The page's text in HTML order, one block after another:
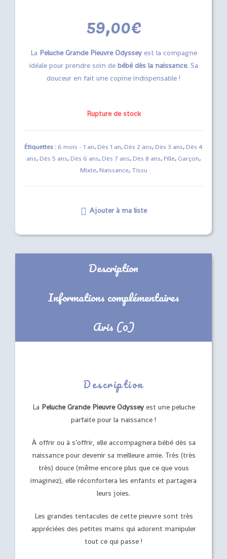
59,00€
La Peluche Grande Pieuvre Odyssey est la compagne
idéale pour prendre soin de bébé dès la naissance. Sa
douceur en fait une copine indispensable !
Rupture de stock
Étiquettes : 6 mois - 1 an,Dès 1 an,Dès 2 ans,Dès 3 ans,Dès 4
ans,Dès 5 ans,Dès 6 ans,Dès 7 ans,Dès 8 ans,Fille, Garçon,
Mixte,Naissance, Tissu
Ajouter à ma liste
Description
Informations complémentaires
Avis (0)
Description
La Peluche Grande Pieuvre Odysseyest une peluche
parfaite pour la naissance !
À offrir ou à s’offrir, elle accompagnera bébé dès sa
naissance pour devenir sa meilleure amie. Très (très
très) douce (même encore plus que ce que vous
imaginez), elle réconfortera les enfants et partagera
leurs joies.
Les grandes tentacules de cette pieuvre sont très
appréciées des petites mains qui adorent manipuler
tout ce qui passe !